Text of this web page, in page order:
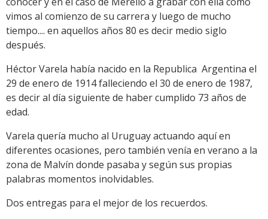
vimos al comienzo de su carrera y luego de mucho
tiempo.... en aquellos años 80 es decir medio siglo
después.
Héctor Varela había nacido en la Republica Argentina el
29 de enero de 1914 falleciendo el 30 de enero de 1987,
es decir al día siguiente de haber cumplido 73 años de
edad.
Varela quería mucho al Uruguay actuando aquí en
diferentes ocasiones, pero también venía en verano a la
zona de Malvín donde pasaba y según sus propias
palabras momentos inolvidables.
Dos entregas para el mejor de los recuerdos.